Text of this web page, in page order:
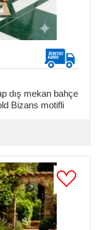
dış mekan bahçe
Bizans motifli